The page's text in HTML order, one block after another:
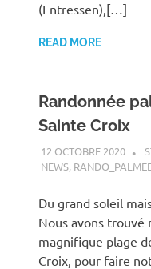
(Entressen),[…]
READ MORE
Randonnée
Sainte Croix
12 OCTOBRE 2020
NEWS,
Du grand soleil
Nous avons trouvé
magnifique plage
Croix, pour faire